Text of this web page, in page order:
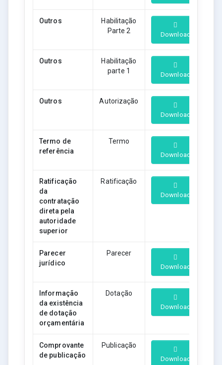
Outros
Habilitação
Parte 2
Download
Outros
Habilitação
parte 1
Download
Outros Autorização
Download
Termo de
referência
Termo
Download
Ratificação
da
contratação
direta pela
autoridade
superior
Ratificação
Download
Parecer
jurídico
Parecer
Download
Informação
da existência
de dotação
orçamentária
Dotação
Download
Comprovante
de publicação
Publicação
Download